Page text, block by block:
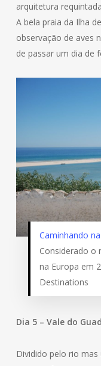
arquitetura
A bela praia da Ilha
observação de aves
de passar um dia de
Caminhando
Considerado o
na Europa em
Destinations
Dia 5 – Vale do
Dividido pelo rio mas